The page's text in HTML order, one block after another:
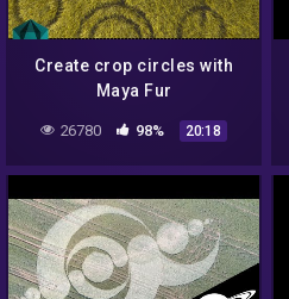
Create crop circles with
Maya Fur
26780 98% 20:18